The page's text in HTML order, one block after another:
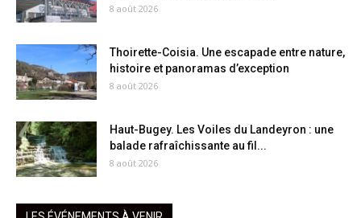
8 août 2026
Thoirette-Coisia. Une escapade entre nature,
histoire et panoramas d’exception
8 août 2026
Haut-Bugey. Les Voiles du Landeyron : une
balade rafraîchissante au fil...
8 août 2026